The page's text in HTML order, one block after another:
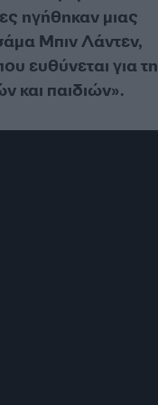
ηγήθηκαν μιας
Μπιν Λάντεν,
ευθύνεται για τη
και παιδιών».